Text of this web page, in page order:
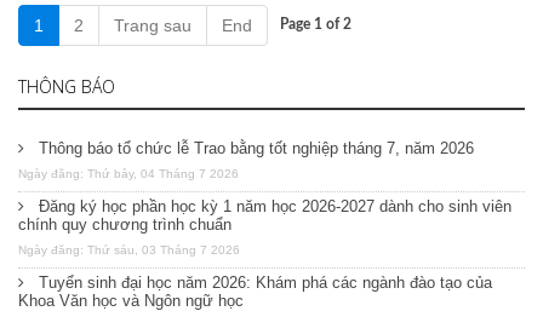
Page 1 of 2
1 2 Trang sau End
THÔNG BÁO
Thông báo tổ chức lễ Trao bằng tốt nghiệp tháng 7, năm 2026
Ngày đăng: Thứ bảy, 04 Tháng 7 2026
Đăng ký học phần học kỳ 1 năm học 2026-2027 dành cho sinh viên
chính quy chương trình chuẩn
Ngày đăng: Thứ sáu, 03 Tháng 7 2026
Tuyển sinh đại học năm 2026: Khám phá các ngành đào tạo của
Khoa Văn học và Ngôn ngữ học